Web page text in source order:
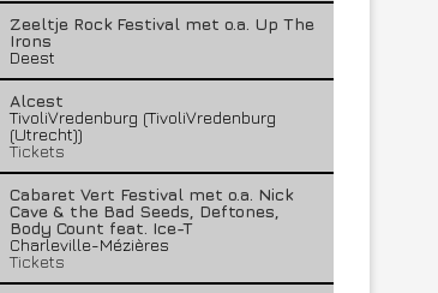
Zeeltje Rock Festival met o.a. Up The
Irons
Deest
Alcest
TivoliVredenburg (TivoliVredenburg
(Utrecht))
Tickets
Cabaret Vert Festival met o.a. Nick
Cave & the Bad Seeds, Deftones,
Body Count feat. Ice-T
Charleville-Mézières
Tickets